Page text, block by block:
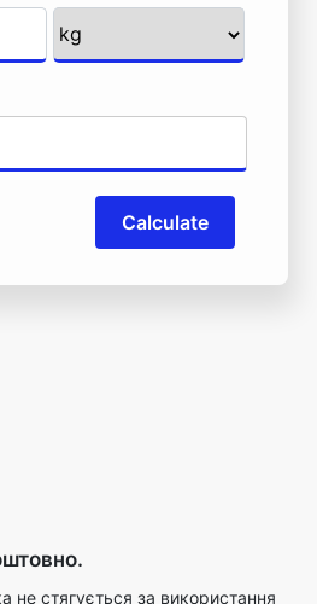
Calculate
не стягується за використання